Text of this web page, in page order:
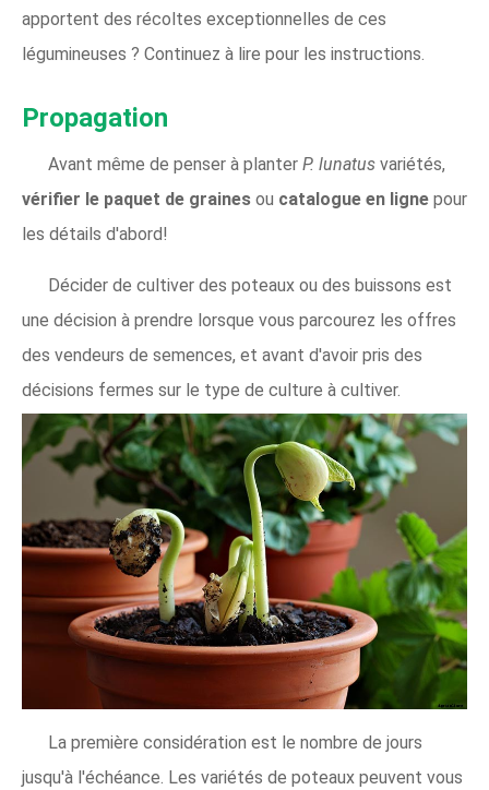
apportent des récoltes exceptionnelles de ces
légumineuses ? Continuez à lire pour les instructions.
Propagation
Avant même de penser à planter P. lunatus variétés,
vérifier le paquet de graines ou catalogue en ligne pour
les détails d'abord!
Décider de cultiver des poteaux ou des buissons est
une décision à prendre lorsque vous parcourez les offres
des vendeurs de semences, et avant d'avoir pris des
décisions fermes sur le type de culture à cultiver.
La première considération est le nombre de jours
jusqu'à l'échéance. Les variétés de poteaux peuvent vous